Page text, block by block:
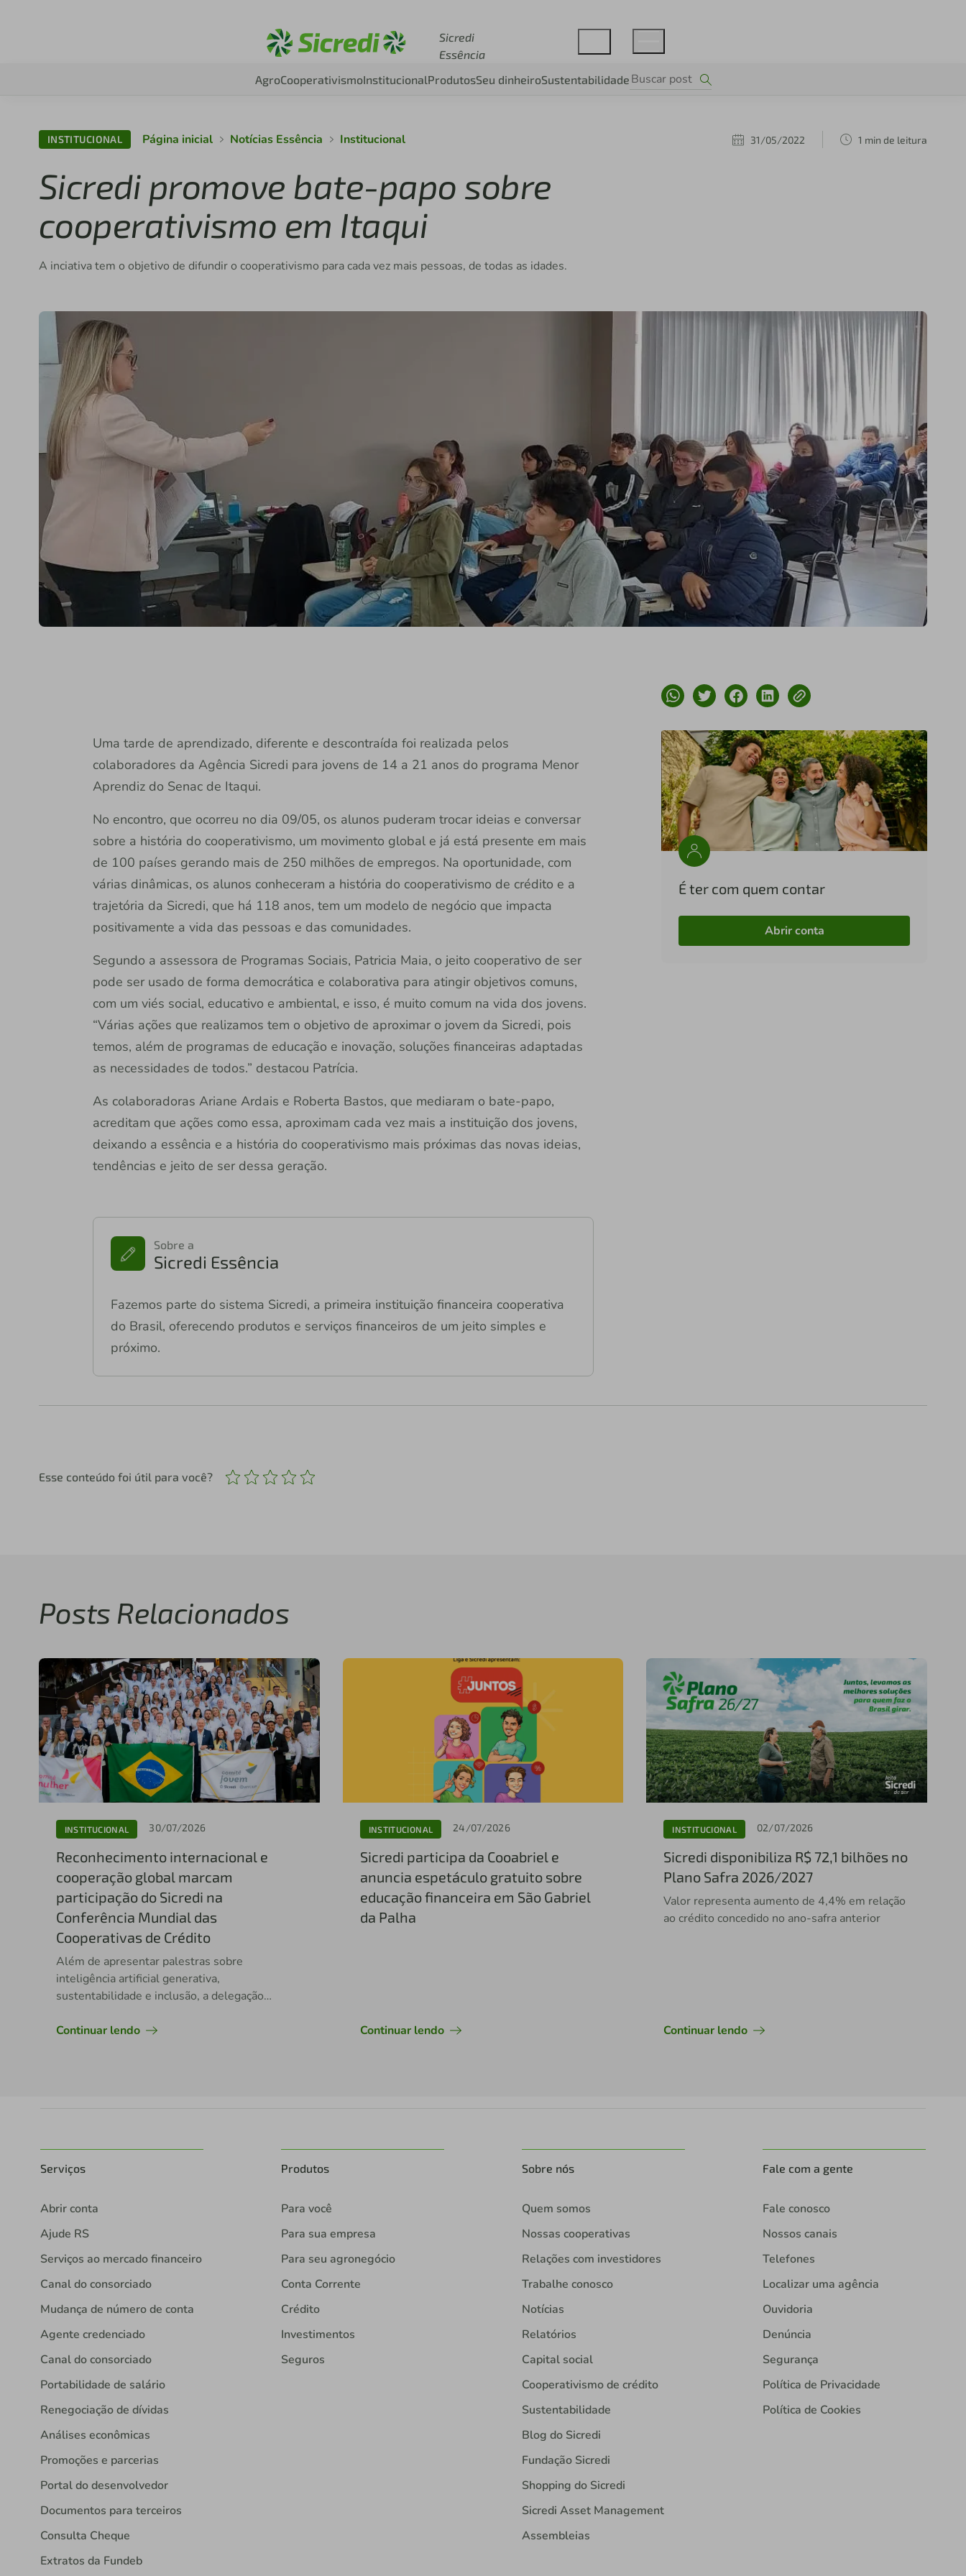
Sicredi
Essência
AgroCooperativismoInstitucionalProdutosSeu dinheiroSustentabilidade
INSTITUCIONAL Página inicial Notícias Essência Institucional 31/05/2022 1 min de leitura
Sicredi promove bate-papo sobre
cooperativismo em Itaqui
A inciativa tem o objetivo de difundir o cooperativismo para cada vez mais pessoas, de todas as idades.
Uma tarde de aprendizado, diferente e descontraída foi realizada pelos
colaboradores da Agência Sicredi para jovens de 14 a 21 anos do programa Menor
Aprendiz do Senac de Itaqui.
No encontro, que ocorreu no dia 09/05, os alunos puderam trocar ideias e conversar
sobre a história do cooperativismo, um movimento global e já está presente em mais
de 100 países gerando mais de 250 milhões de empregos. Na oportunidade, com
várias dinâmicas, os alunos conheceram a história do cooperativismo de crédito e a
trajetória da Sicredi, que há 118 anos, tem um modelo de negócio que impacta
positivamente a vida das pessoas e das comunidades.
Segundo a assessora de Programas Sociais, Patricia Maia, o jeito cooperativo de ser
pode ser usado de forma democrática e colaborativa para atingir objetivos comuns,
com um viés social, educativo e ambiental, e isso, é muito comum na vida dos jovens.
“Várias ações que realizamos tem o objetivo de aproximar o jovem da Sicredi, pois
temos, além de programas de educação e inovação, soluções financeiras adaptadas
as necessidades de todos.” destacou Patrícia.
As colaboradoras Ariane Ardais e Roberta Bastos, que mediaram o bate-papo,
acreditam que ações como essa, aproximam cada vez mais a instituição dos jovens,
deixando a essência e a história do cooperativismo mais próximas das novas ideias,
tendências e jeito de ser dessa geração.
Sobre a
Sicredi Essência
Fazemos parte do sistema Sicredi, a primeira instituição financeira cooperativa
do Brasil, oferecendo produtos e serviços financeiros de um jeito simples e
próximo.
É ter com quem contar
Abrir conta
Esse conteúdo foi útil para você?
Posts Relacionados
INSTITUCIONAL 30/07/2026
Reconhecimento internacional e
cooperação global marcam
participação do Sicredi na
Conferência Mundial das
Cooperativas de Crédito
Além de apresentar palestras sobre
inteligência artificial generativa,
sustentabilidade e inclusão, a delegação
internacionalmente
Continuar lendo
INSTITUCIONAL 24/07/2026
Sicredi participa da Cooabriel e
anuncia espetáculo gratuito sobre
educação financeira em São Gabriel
da Palha
Continuar lendo
INSTITUCIONAL 02/07/2026
Sicredi disponibiliza R$ 72,1 bilhões no
Plano Safra 2026/2027
Valor representa aumento de 4,4% em relação
ao crédito concedido no ano-safra anterior
Continuar lendo
Serviços
Abrir conta
Ajude RS
Serviços ao mercado financeiro
Canal do consorciado
Mudança de número de conta
Agente credenciado
Canal do consorciado
Portabilidade de salário
Renegociação de dívidas
Análises econômicas
Promoções e parcerias
Portal do desenvolvedor
Documentos para terceiros
Consulta Cheque
Extratos da Fundeb
Produtos
Para você
Para sua empresa
Para seu agronegócio
Conta Corrente
Crédito
Investimentos
Seguros
Sobre nós
Quem somos
Nossas cooperativas
Relações com investidores
Trabalhe conosco
Notícias
Relatórios
Capital social
Cooperativismo de crédito
Sustentabilidade
Blog do Sicredi
Fundação Sicredi
Shopping do Sicredi
Sicredi Asset Management
Assembleias
Fale com a gente
Fale conosco
Nossos canais
Telefones
Localizar uma agência
Ouvidoria
Denúncia
Segurança
Política de Privacidade
Política de Cookies